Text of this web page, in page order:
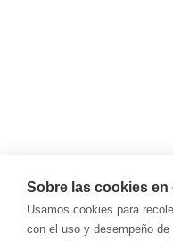
Sobre las cookies en
Usamos cookies para
con el uso y desempeño